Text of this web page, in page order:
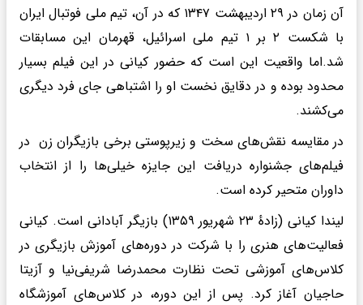
آن زمان در ۲۹ اردیبهشت ۱۳۴۷ که در آن، تیم ملی فوتبال ایران
با شکست ۲ بر ۱ تیم ملی اسرائیل، قهرمان این مسابقات
شد.اما واقعیت این است که حضور کیانی در این فیلم بسیار
محدود بوده و در دقایق نخست او را اشتباهی جای فرد دیگری
می‌کشند.
در مقایسه نقش‌های سخت و زیرپوستی برخی بازیگران زن در
فیلم‌های جشنواره دریافت این جایزه خیلی‌ها را از انتخاب
داوران متحیر کرده است.
لیندا کیانی (زادهٔ ۲۳ شهریور ۱۳۵۹) بازیگر آبادانی است. کیانی
فعالیت‌های هنری را با شرکت در دوره‌های آموزش بازیگری در
کلاس‌های آموزشی تحت نظارت محمدرضا شریفی‌نیا و آزیتا
حاجیان آغاز کرد. پس از این دوره، در کلاس‌های آموزشگاه